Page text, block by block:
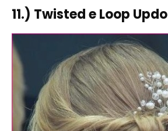
11.) Twisted e Loop Updo